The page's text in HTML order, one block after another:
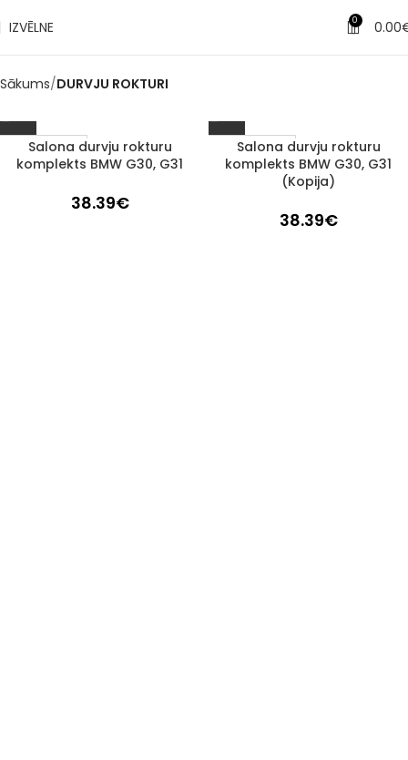
IZVĒLNE 0 0.00
Sākums DURVJU ROKTURI
1–3 d. d.
Salona durvju rokturu
komplekts BMW G30, G31
38.39€
1–3 d. d.
Salona durvju rokturu
komplekts BMW G30, G31
(Kopija)
38.39€